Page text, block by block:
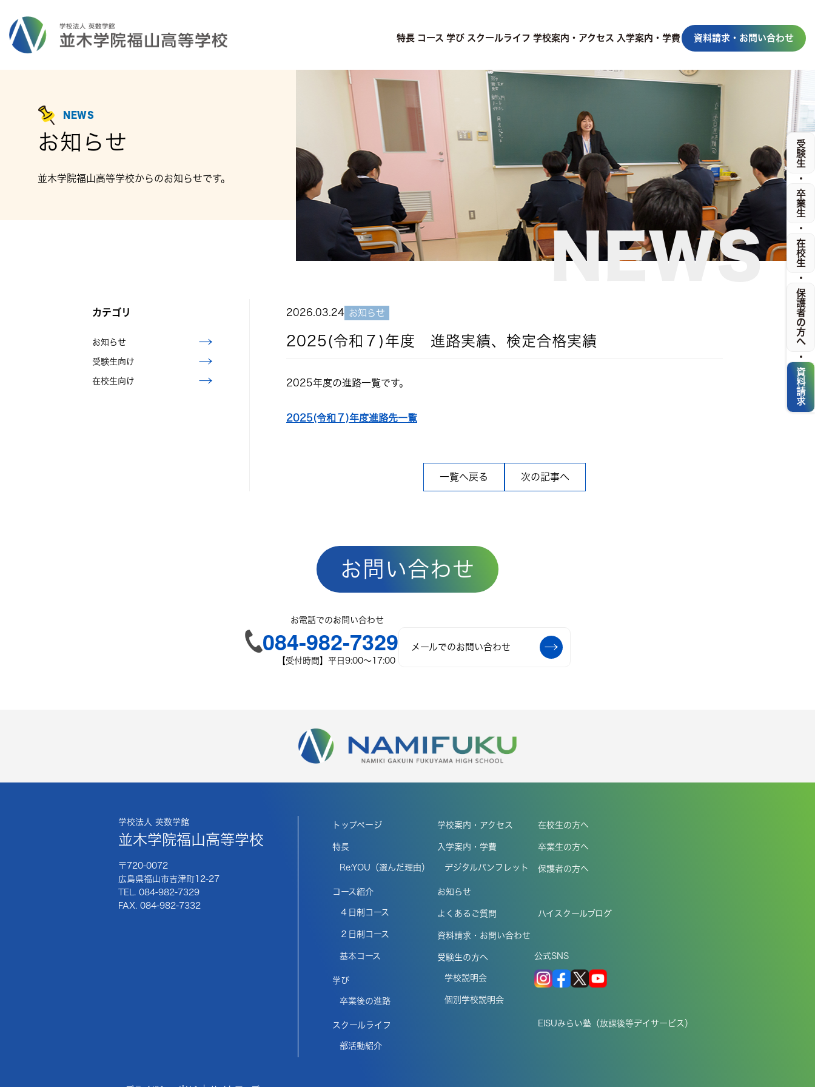
特長 コース 学び スクールライフ 学校案内・アクセス 入学案内・学費 資料請求・お問い合わせ
NEWS
NEWS
お知らせ
並木学院福山高等学校からのお知らせです。
カテゴリ
お知らせ
受験生向け
在校生向け
2026.03.24 お知らせ
2025(令和７)年度 進路実績、検定合格実績
2025年度の進路一覧です。
2025(令和７)年度進路先一覧
一覧へ戻る 次の記事へ
お問い合わせ
お電話でのお問い合わせ
084-982-7329
【受付時間】平日9:00〜17:00
メールでのお問い合わせ
学校法人 英数学館
並木学院福山高等学校
〒720-0072
広島県福山市吉津町12-27
TEL. 084-982-7329
FAX. 084-982-7332
トップページ
特長
Re:YOU（選んだ理由）
コース紹介
４日制コース
２日制コース
基本コース
学び
卒業後の進路
スクールライフ
部活動紹介
学校案内・アクセス
入学案内・学費
デジタルパンフレット
お知らせ
よくあるご質問
資料請求・お問い合わせ
受験生の方へ
学校説明会
個別学校説明会
在校生の方へ
卒業生の方へ
保護者の方へ
ハイスクールブログ
公式SNS
EISUみらい塾（放課後等デイサービス）
受験生
・
卒業生
・
在校生
・
保護者の方へ
・
資料請求